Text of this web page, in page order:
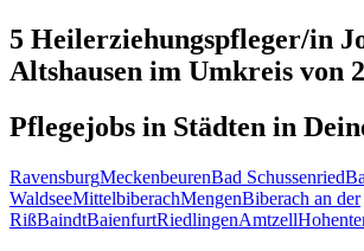
5 Heilerziehungspfleger/in
Altshausen im Umkreis von
Pflegejobs in Städten in
RavensburgMeckenbeurenBad Schussenried
WaldseeMittelbiberachMengenBiberach an der
RißBaindtBaienfurtRiedlingenAmtzell